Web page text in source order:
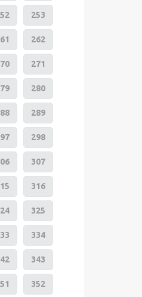
253
262
271
280
289
298
307
316
325
334
343
352